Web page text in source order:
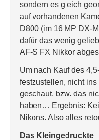
sondern es gleich
auf vorhandenen
D800 (im 16 MP DX-
dafür das wenig
AF-S FX Nikkor
Um nach Kauf des
festzustellen, nicht ins
geschaut, bzw. das
haben… Ergebnis:
Nikons. Also alles
Das Kleingedruckte